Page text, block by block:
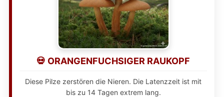
💀 ORANGENFUCHSIGER RAUKOPF
Diese Pilze zerstören die Nieren. Die Latenzzeit ist mit
bis zu 14 Tagen extrem lang.